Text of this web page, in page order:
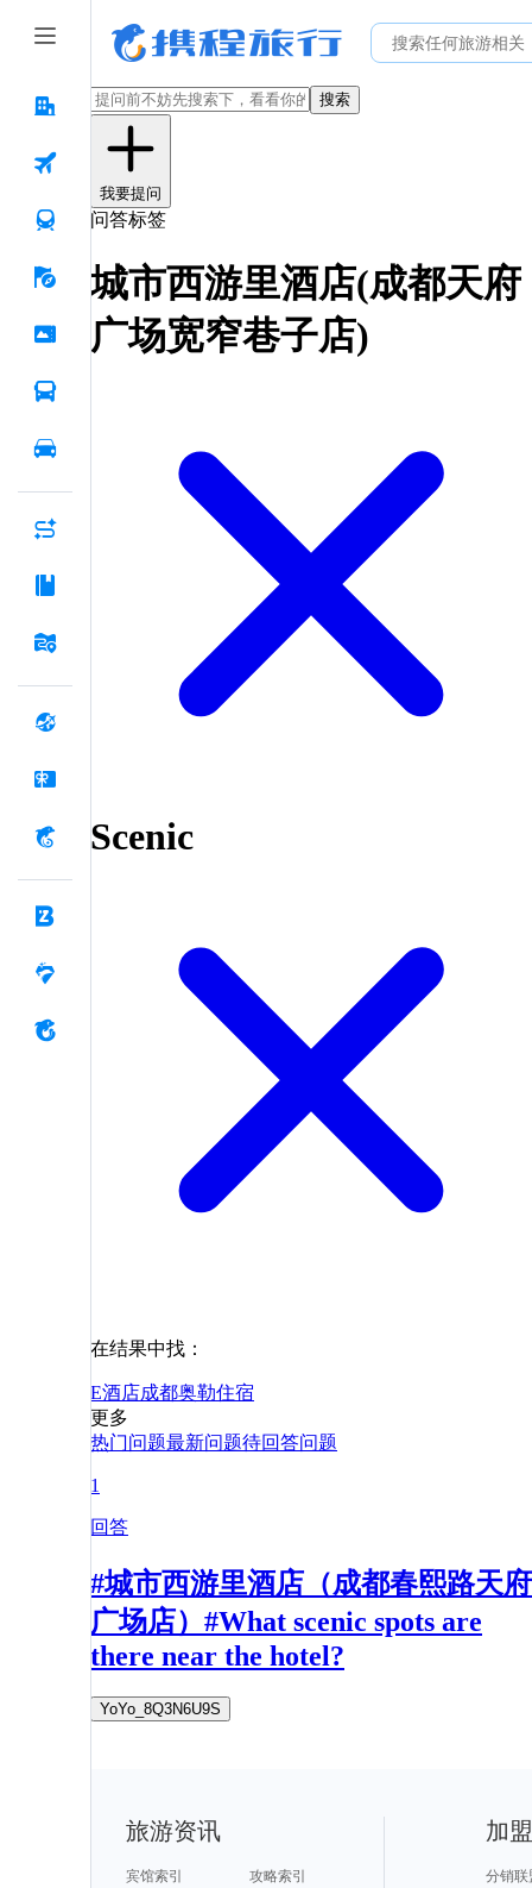
搜索
我要提问
问答标签
城市西游里酒店(成都天府
广场宽窄巷子店)
Scenic
在结果中找：
E酒店成都奥勒住宿
更多
热门问题最新问题待回答问题
1
回答
#城市西游里酒店（成都春熙路天府
广场店）#What scenic spots are
there near the hotel?
YoYo_8Q3N6U9S
旅游资讯
宾馆索引
攻略索引
加
分销联